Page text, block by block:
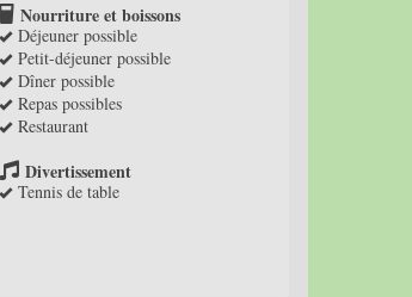
Nourriture et boissons
Déjeuner possible
Petit-déjeuner possible
Dîner possible
Repas possibles
Restaurant
Divertissement
Tennis de table